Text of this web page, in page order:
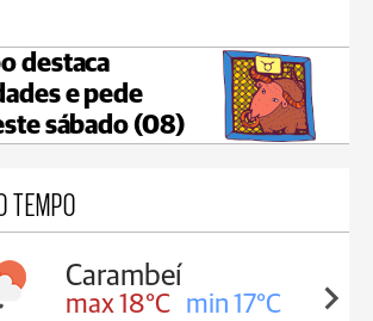
destaca
e pede
sábado (08)
TEMPO
Carambeí
max 18°C min 17°C